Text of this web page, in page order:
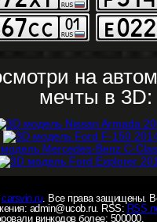
на
мечты в 3D:
carsvin.ru. Все права защищены.
admin@ucob.ru. RSS: RSS
винкодов более: 500000.